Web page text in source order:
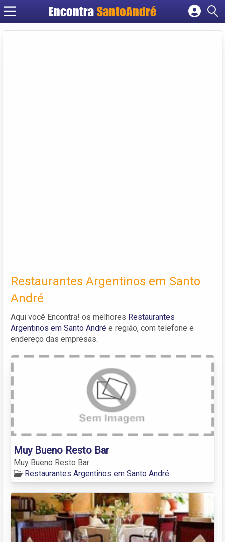
Encontra SantoAndré
Cadastrar empresa
Restaurantes Argentinos em Santo
André
Aqui você Encontra! os melhores Restaurantes
Argentinos em Santo André e região, com telefone e
endereço das empresas.
Muy Bueno Resto Bar
Muy Bueno Resto Bar
Restaurantes Argentinos em Santo André